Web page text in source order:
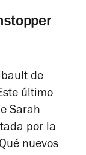
de
último
Sarah
por la
nuevos